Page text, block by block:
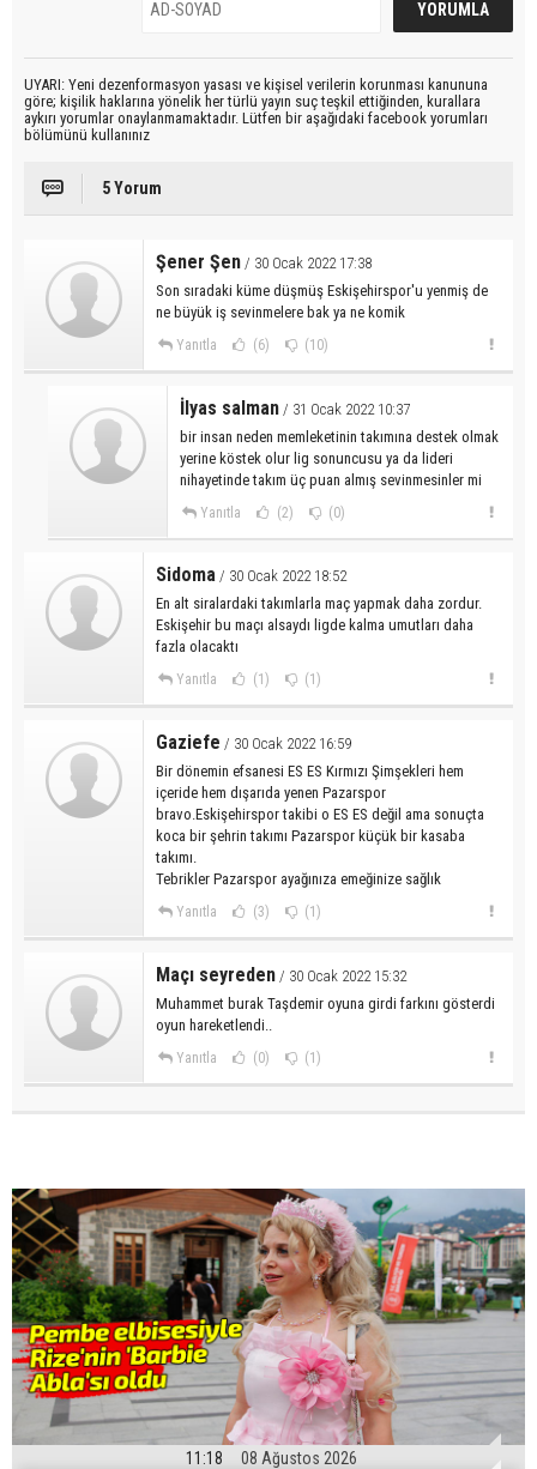
UYARI: Yeni dezenformasyon yasası ve kişisel verilerin korunması kanununa
göre; kişilik haklarına yönelik her türlü yayın suç teşkil ettiğinden, kurallara
aykırı yorumlar onaylanmamaktadır. Lütfen bir aşağıdaki facebook yorumları
bölümünü kullanınız
5 Yorum
Şener Şen / 30 Ocak 2022 17:38
Son sıradaki küme düşmüş Eskişehirspor'u yenmiş de
ne büyük iş sevinmelere bak ya ne komik
Yanıtla (6) (10)
İlyas salman / 31 Ocak 2022 10:37
bir insan neden memleketinin takımına destek olmak
yerine köstek olur lig sonuncusu ya da lideri
nihayetinde takım üç puan almış sevinmesinler mi
Yanıtla (2) (0)
Sidoma / 30 Ocak 2022 18:52
En alt siralardaki takımlarla maç yapmak daha zordur.
Eskişehir bu maçı alsaydı ligde kalma umutları daha
fazla olacaktı
Yanıtla (1) (1)
Gaziefe / 30 Ocak 2022 16:59
Bir dönemin efsanesi ES ES Kırmızı Şimşekleri hem
içeride hem dışarıda yenen Pazarspor
bravo.Eskişehirspor takibi o ES ES değil ama sonuçta
koca bir şehrin takımı Pazarspor küçük bir kasaba
takımı.
Tebrikler Pazarspor ayağınıza emeğinize sağlık
Yanıtla (3) (1)
Maçı seyreden / 30 Ocak 2022 15:32
Muhammet burak Taşdemir oyuna girdi farkını gösterdi
oyun hareketlendi..
Yanıtla (0) (1)
11:18 08 Ağustos 2026